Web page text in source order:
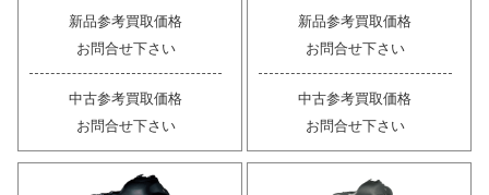
新品参考買取価格
お問合せ下さい
中古参考買取価格
お問合せ下さい
新品参考買取価格
お問合せ下さい
中古参考買取価格
お問合せ下さい